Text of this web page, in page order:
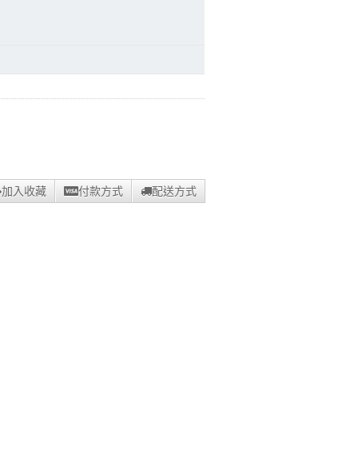
加入收藏 付款方式 配送方式